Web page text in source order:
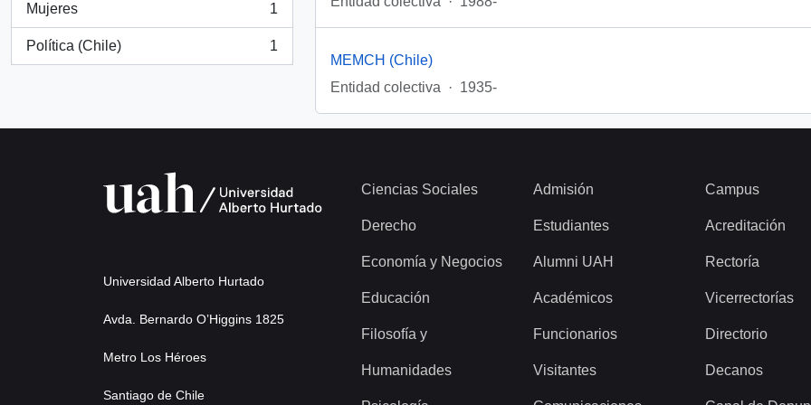
Mujeres
, 1 resultados
1
Política (Chile)
, 1 resultados
1
MEMCH (Chile)
Entidad colectiva
· 1935-
Universidad Alberto Hurtado
Avda. Bernardo O’Higgins 1825
Metro Los Héroes
Santiago de Chile
Ciencias Sociales
Derecho
Economía y Negocios
Educación
Filosofía y
Humanidades
Admisión
Estudiantes
Alumni UAH
Académicos
Funcionarios
Visitantes
Campus
Acreditación
Rectoría
Vicerrectorías
Directorio
Decanos